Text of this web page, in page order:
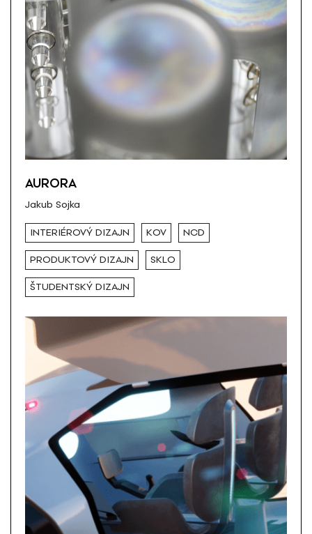
AURORA
Jakub Sojka
INTERIÉROVÝ DIZAJN KOV NCD
PRODUKTOVÝ DIZAJN SKLO
ŠTUDENTSKÝ DIZAJN